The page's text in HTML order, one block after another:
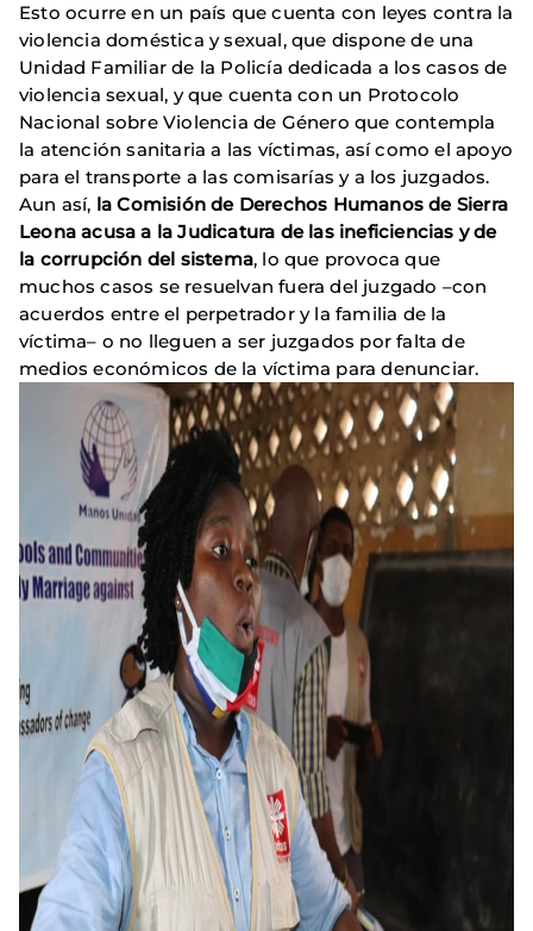
Esto ocurre en un país que cuenta con leyes contra la
violencia doméstica y sexual, que dispone de una
Unidad Familiar de la Policía dedicada a los casos de
violencia sexual, y que cuenta con un Protocolo
Nacional sobre Violencia de Género que contempla
la atención sanitaria a las víctimas, así como el apoyo
para el transporte a las comisarías y a los juzgados.
Aun así, la Comisión de Derechos Humanos de Sierra
Leona acusa a la Judicatura de las ineficiencias y de
la corrupción del sistema, lo que provoca que
muchos casos se resuelvan fuera del juzgado –con
acuerdos entre el perpetrador y la familia de la
víctima– o no lleguen a ser juzgados por falta de
medios económicos de la víctima para denunciar.